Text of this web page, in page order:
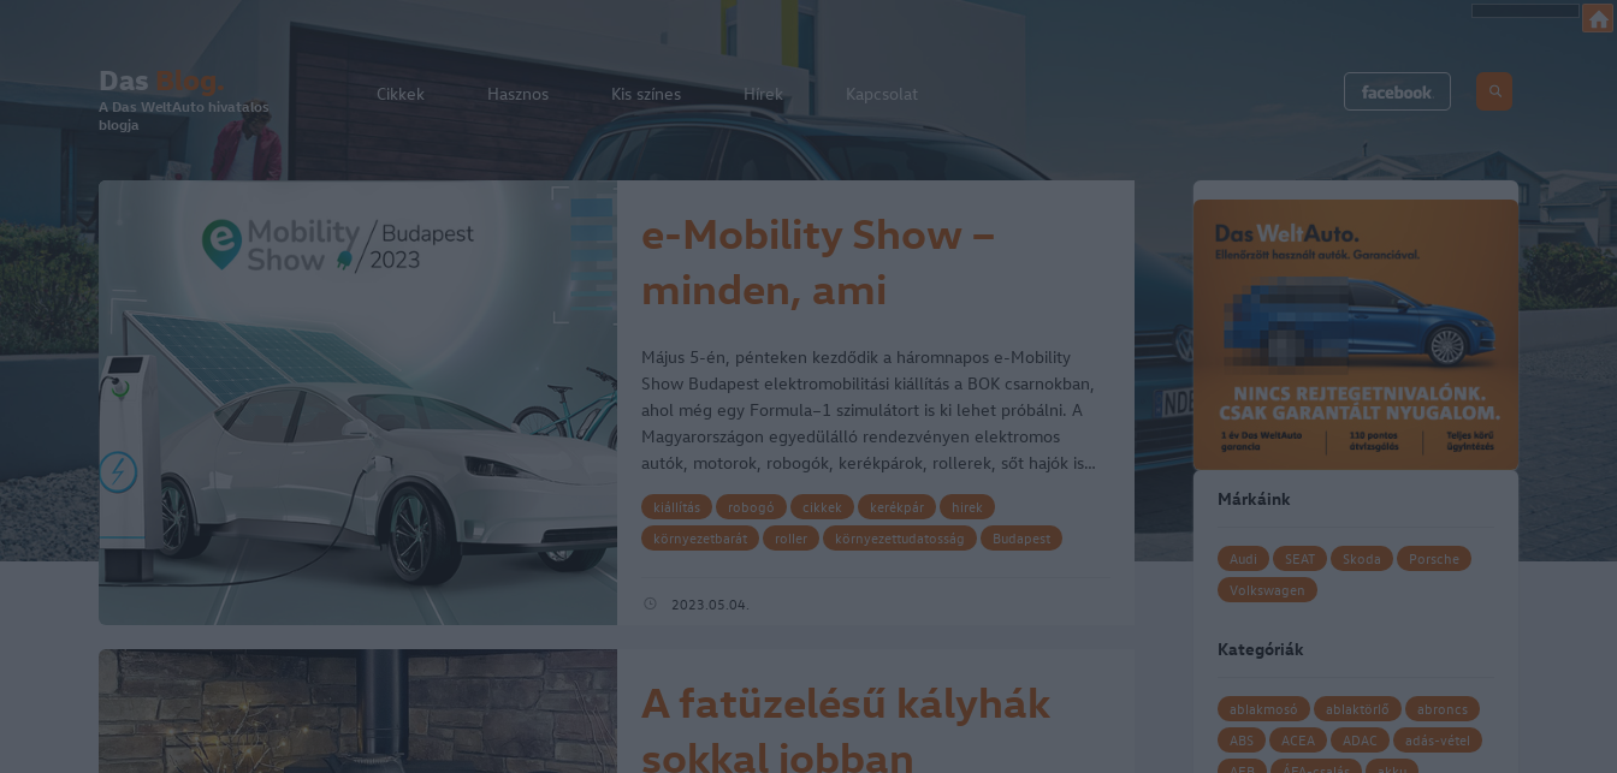
Das Blog.
A Das WeltAuto hivatalos
blogja
Cikkek Hasznos Kis színes Hírek Kapcsolat
e-Mobility Show –
minden, ami
elektromos
Május 5-én, pénteken kezdődik a háromnapos e-Mobility
Show Budapest elektromobilitási kiállítás a BOK csarnokban,
ahol még egy Formula–1 szimulátort is ki lehet próbálni. A
Magyarországon egyedülálló rendezvényen elektromos
autók, motorok, robogók, kerékpárok, rollerek, sőt hajók is…
kiállítás robogó cikkek kerékpár
hirek
környezetbarát
roller környezettudatosság
Budapest
Das Weltauto Centrum
2023.05.04.
A fatüzelésű kályhák
sokkal jobban
Márkáink
Audi SEAT Skoda
Porsche
Volkswagen
Kategóriák
ablakmosó ablaktörlő
abroncs
ABS
ACEA ADAC
adás-vétel